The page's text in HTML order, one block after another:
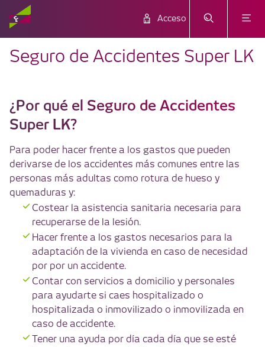
Acceso
Seguro de Accidentes Super LK
¿Por qué el Seguro de Accidentes
Super LK?
Para poder hacer frente a los gastos que pueden
derivarse de los accidentes más comunes entre las
personas más adultas como rotura de hueso y
quemaduras y:
Costear la asistencia sanitaria necesaria para
recuperarse de la lesión.
Hacer frente a los gastos necesarios para la
adaptación de la vivienda en caso de necesidad
por por un accidente.
Contar con servicios a domicilio y personales
para ayudarte si caes hospitalizado o
hospitalizada o inmovilizado o inmovilizada en
caso de accidente.
Tener una ayuda por día cada día que se esté